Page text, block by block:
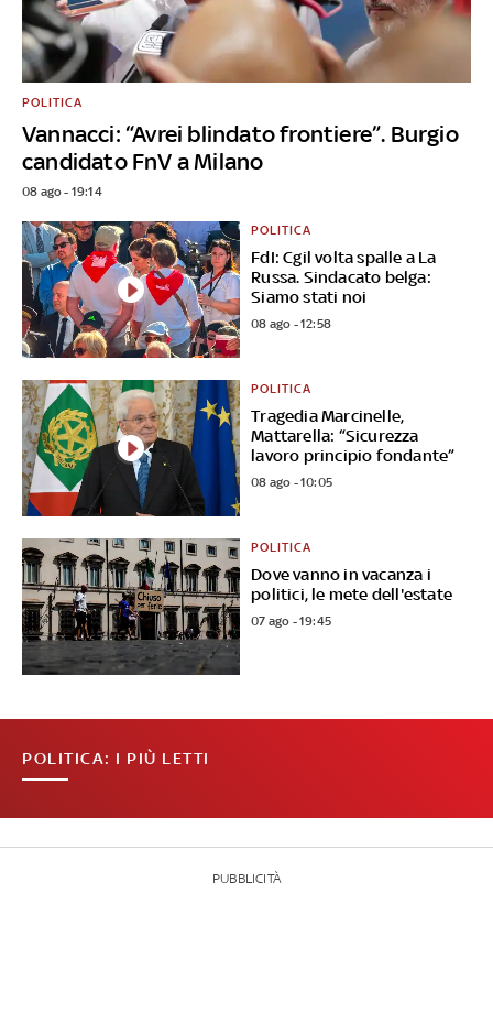
Vannacci: “Avrei blindato frontiere”. Burgio
candidato FnV a Milano
POLITICA
08 ago - 19:14
FdI: Cgil volta spalle a La
Russa. Sindacato belga:
Siamo stati noi
POLITICA
08 ago - 12:58
Tragedia Marcinelle,
Mattarella: “Sicurezza
lavoro principio fondante”
POLITICA
08 ago - 10:05
Dove vanno in vacanza i
politici, le mete dell'estate
POLITICA
07 ago - 19:45
POLITICA: I PIÙ LETTI
PUBBLICITÀ